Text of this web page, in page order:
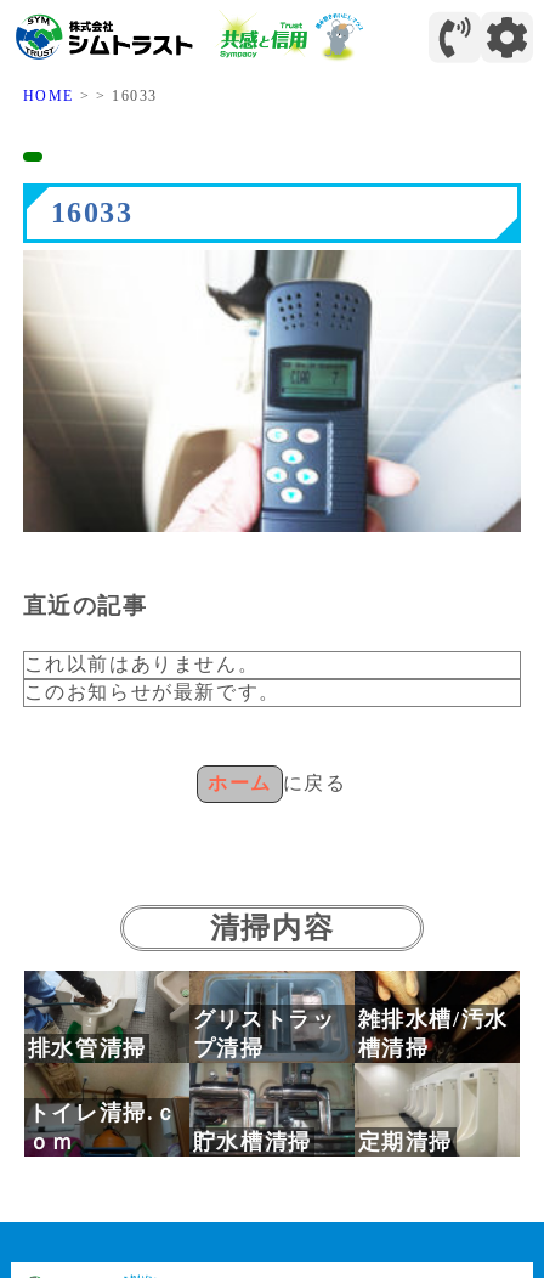
HOME > > 16033
16033
直近の記事
これ以前はありません。
このお知らせが最新です。
ホーム に戻る
清掃内容
排水管清掃
グリストラッ
プ清掃
雑排水槽/汚水
槽清掃
トイレ清掃.ｃ
ｏｍ
貯水槽清掃 定期清掃